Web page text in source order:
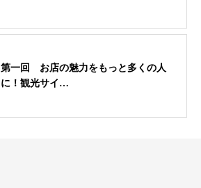
第一回 お店の魅力をもっと多くの人
に！観光サイ…